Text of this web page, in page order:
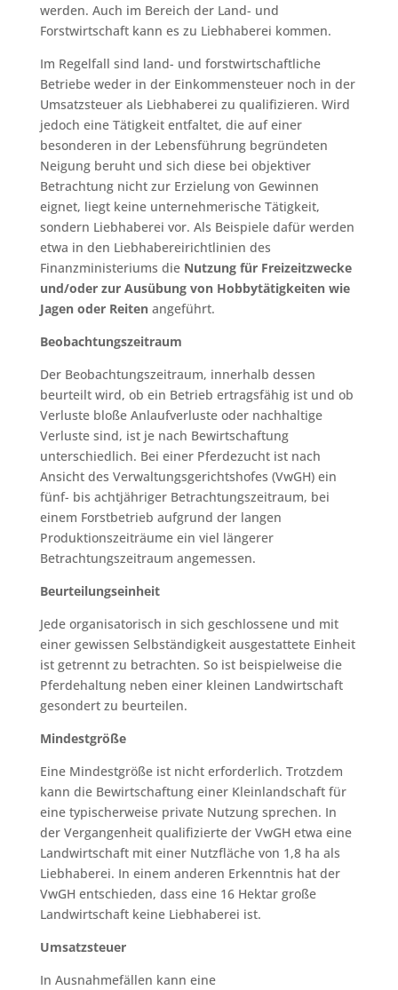
werden. Auch im Bereich der Land- und
Forstwirtschaft kann es zu Liebhaberei kommen.
Im Regelfall sind land- und forstwirtschaftliche
Betriebe weder in der Einkommensteuer noch in der
Umsatzsteuer als Liebhaberei zu qualifizieren. Wird
jedoch eine Tätigkeit entfaltet, die auf einer
besonderen in der Lebensführung begründeten
Neigung beruht und sich diese bei objektiver
Betrachtung nicht zur Erzielung von Gewinnen
eignet, liegt keine unternehmerische Tätigkeit,
sondern Liebhaberei vor. Als Beispiele dafür werden
etwa in den Liebhabereirichtlinien des
Finanzministeriums die Nutzung für Freizeitzwecke
und/oder zur Ausübung von Hobbytätigkeiten wie
Jagen oder Reitenangeführt.
Beobachtungszeitraum
Der Beobachtungszeitraum, innerhalb dessen
beurteilt wird, ob ein Betrieb ertragsfähig ist und ob
Verluste bloße Anlaufverluste oder nachhaltige
Verluste sind, ist je nach Bewirtschaftung
unterschiedlich. Bei einer Pferdezucht ist nach
Ansicht des Verwaltungsgerichtshofes (VwGH) ein
fünf- bis achtjähriger Betrachtungszeitraum, bei
einem Forstbetrieb aufgrund der langen
Produktionszeiträume ein viel längerer
Betrachtungszeitraum angemessen.
Beurteilungseinheit
Jede organisatorisch in sich geschlossene und mit
einer gewissen Selbständigkeit ausgestattete Einheit
ist getrennt zu betrachten. So ist beispielweise die
Pferdehaltung neben einer kleinen Landwirtschaft
gesondert zu beurteilen.
Mindestgröße
Eine Mindestgröße ist nicht erforderlich. Trotzdem
kann die Bewirtschaftung einer Kleinlandschaft für
eine typischerweise private Nutzung sprechen. In
der Vergangenheit qualifizierte der VwGH etwa eine
Landwirtschaft mit einer Nutzfläche von 1,8 ha als
Liebhaberei. In einem anderen Erkenntnis hat der
VwGH entschieden, dass eine 16 Hektar große
Landwirtschaft keine Liebhaberei ist.
Umsatzsteuer
In Ausnahmefällen kann eine